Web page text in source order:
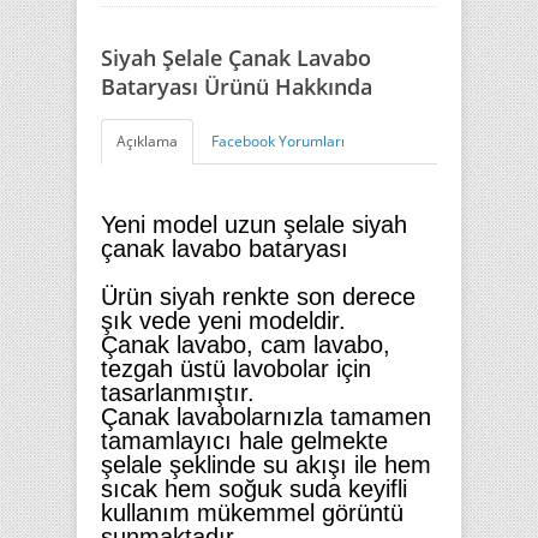
Siyah Şelale Çanak Lavabo
Bataryası Ürünü Hakkında
Açıklama Facebook Yorumları
Yeni model uzun şelale siyah
çanak lavabo bataryası
Ürün siyah renkte son derece
şık vede yeni modeldir.
Çanak lavabo, cam lavabo,
tezgah üstü lavobolar için
tasarlanmıştır.
Çanak lavabolarnızla tamamen
tamamlayıcı hale gelmekte
şelale şeklinde su akışı ile hem
sıcak hem soğuk suda keyifli
kullanım mükemmel görüntü